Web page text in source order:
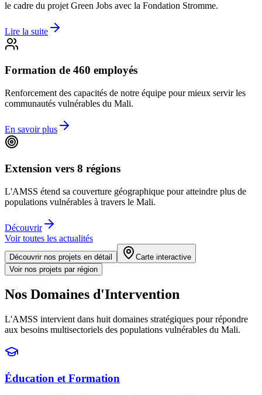
le cadre du projet Green Jobs avec la Fondation Stromme.
Lire la suite
Formation de 460 employés
Renforcement des capacités de notre équipe pour mieux servir les
communautés vulnérables du Mali.
En savoir plus
Extension vers 8 régions
L'AMSS étend sa couverture géographique pour atteindre plus de
populations vulnérables à travers le Mali.
Découvrir
Voir toutes les actualités
Découvrir nos projets en détail
Carte interactive
Voir nos projets par région
Nos Domaines d'Intervention
L'AMSS intervient dans huit domaines stratégiques pour répondre
aux besoins multisectoriels des populations vulnérables du Mali.
Éducation et Formation